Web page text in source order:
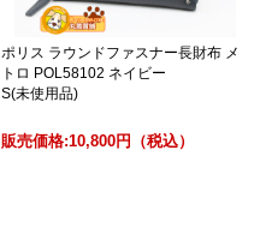
ポリス ラウンドファスナー長財布 メ
トロ POL58102 ネイビー
S(未使用品)
販売価格:10,800円 （税込）